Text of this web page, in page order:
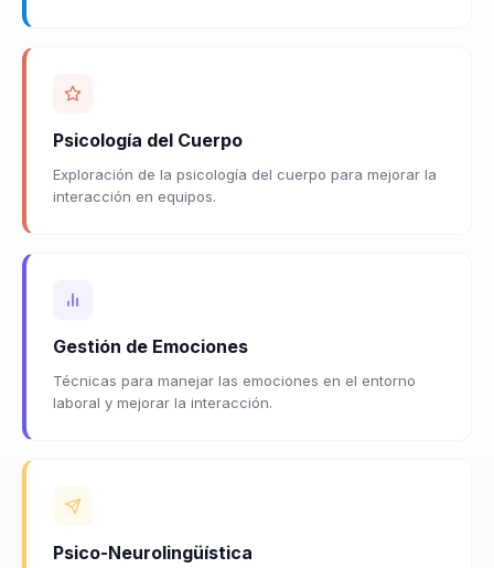
Psicología del Cuerpo
Exploración de la psicología del cuerpo para mejorar la
interacción en equipos.
Gestión de Emociones
Técnicas para manejar las emociones en el entorno
laboral y mejorar la interacción.
Psico-Neurolingüística